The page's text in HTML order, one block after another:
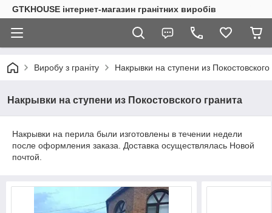
GTKHOUSE інтернет-магазин гранітних виробів
Виробу з граніту Накрывки на ступени из Покостовского
Накрывки на ступени из Покостовского гранита
Накрывки на перила были изготовлены в течении недели
после оформления заказа. Доставка осуществлялась Новой
почтой.